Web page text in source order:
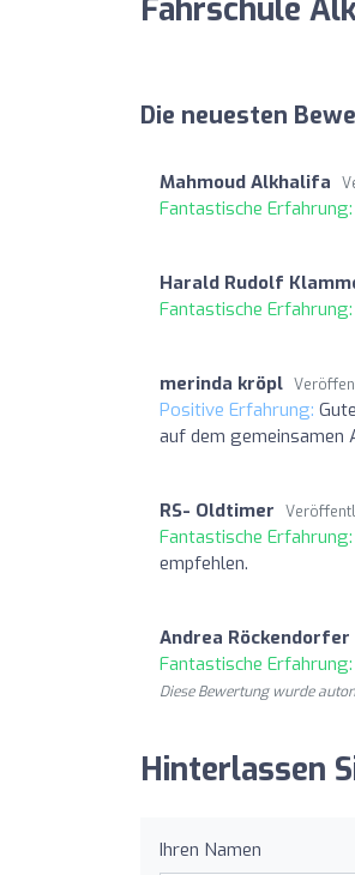
Fahrschule
Die neuesten
Mahmoud Alkhalifa
Fantastische Erfahrung:
Harald Rudolf
Fantastische Erfahrung:
merinda kröpl
Positive Erfahrung:
auf dem gemeinsamen
RS- Oldtimer
Fantastische Erfahrung:
empfehlen.
Andrea Röckendorfer
Fantastische Erfahrung:
Diese Bewertung wurde
Hinterlassen
Ihren Namen